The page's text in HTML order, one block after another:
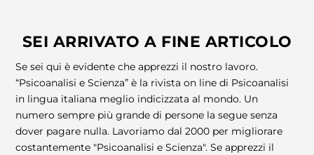
SEI ARRIVATO A FINE ARTICOLO
Se sei qui è evidente che apprezzi il nostro lavoro.
“Psicoanalisi e Scienza” è la rivista on line di Psicoanalisi
in lingua italiana meglio indicizzata al mondo. Un
numero sempre più grande di persone la segue senza
dover pagare nulla. Lavoriamo dal 2000 per migliorare
costantemente "Psicoanalisi e Scienza". Se apprezzi il